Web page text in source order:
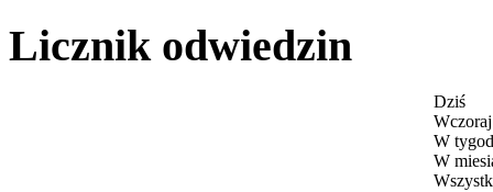
Licznik odwiedzin
Dziś
Wczoraj
W
W